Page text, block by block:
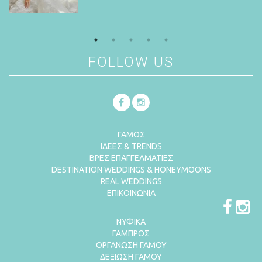
FOLLOW US
ΓΑΜΟΣ
ΙΔΕΕΣ & TRENDS
ΒΡΕΣ ΕΠΑΓΓΕΛΜΑΤΙΕΣ
DESTINATION WEDDINGS & HONEYMOONS
REAL WEDDINGS
ΕΠΙΚΟΙΝΩΝΙΑ
ΝΥΦΙΚΑ
ΓΑΜΠΡΟΣ
ΟΡΓΑΝΩΣΗ ΓΑΜΟΥ
ΔΕΞΙΩΣΗ ΓΑΜΟΥ